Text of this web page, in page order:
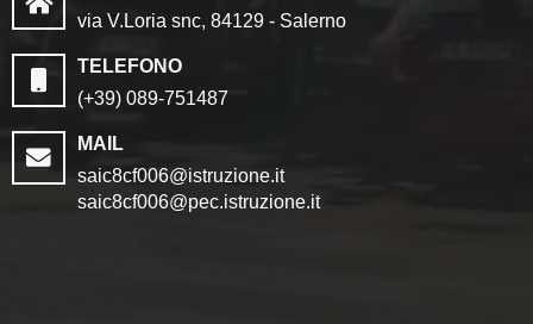
via V.Loria snc, 84129 - Salerno
TELEFONO
(+39) 089-751487
MAIL
saic8cf006@istruzione.it
saic8cf006@pec.istruzione.it